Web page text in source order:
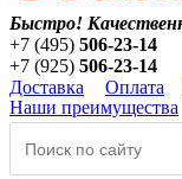
Быстро!
+7 (495) 506-23-14
+7 (925) 506-23-14
Доставка
Оплата
Наши преимущества